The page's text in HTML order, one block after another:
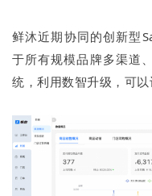
鲜沐近期协同的创新型
于所有规模品牌多渠道
统，利用数智升级，可以